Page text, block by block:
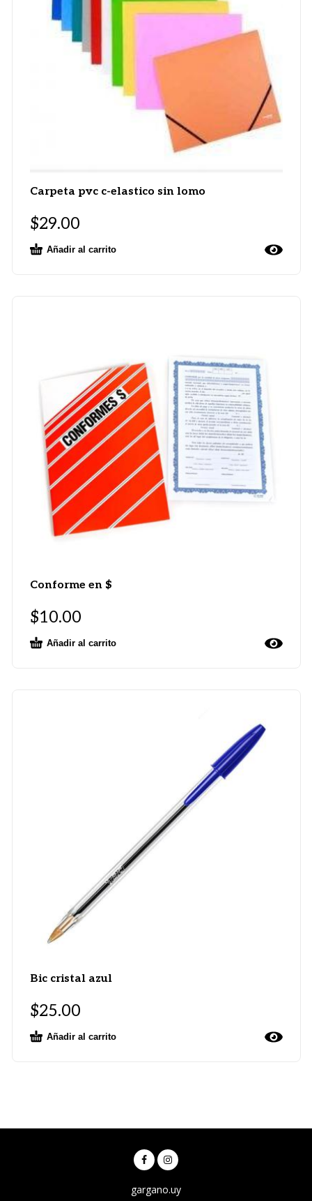
Carpeta pvc c-elastico sin lomo
$29.00
Añadir al carrito
Conforme en $
$10.00
Añadir al carrito
Bic cristal azul
$25.00
Añadir al carrito
gargano.uy